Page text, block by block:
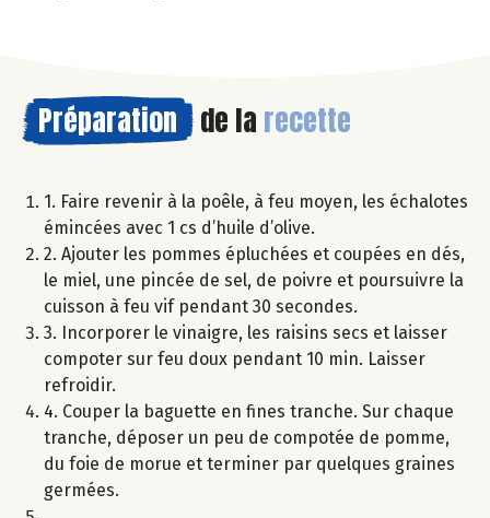
Préparation de la recette
1. Faire revenir à la poêle, à feu moyen, les échalotes
émincées avec 1 cs d’huile d’olive.
2. Ajouter les pommes épluchées et coupées en dés,
le miel, une pincée de sel, de poivre et poursuivre la
cuisson à feu vif pendant 30 secondes.
3. Incorporer le vinaigre, les raisins secs et laisser
compoter sur feu doux pendant 10 min. Laisser
refroidir.
4. Couper la baguette en fines tranche. Sur chaque
tranche, déposer un peu de compotée de pomme,
du foie de morue et terminer par quelques graines
germées.